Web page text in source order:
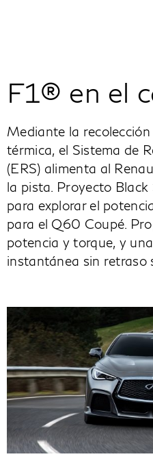
F1® en el
Mediante la
térmica, el Sistema de
(ERS) alimenta al
la pista. Proyecto
para explorar el
para el Q60 Coupé.
potencia y torque, y
instantánea sin retraso